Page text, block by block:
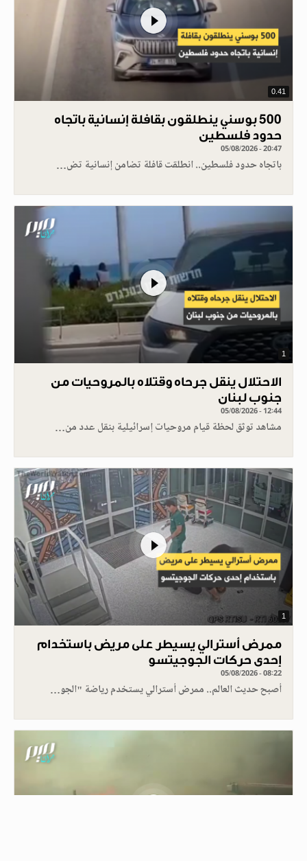
0.41
500 بوسني ينطلقون بقافلة إنسانية باتجاه
حدود فلسطين
05/08/2026 - 20:47
باتجاه حدود فلسطين.. انطلقت قافلة تضامن إنسانية تض…
1
الاحتلال ينقل جرحاه وقتلاه بالمروحيات من
جنوب لبنان
05/08/2026 - 12:44
مشاهد توثق لحظة قيام مروحيات إسرائيلية بنقل عدد من…
1
ممرض أسترالي يسيطر على مريض باستخدام
إحدى حركات الجوجيتسو
05/08/2026 - 08:22
أصبح حديث العالم.. ممرض أسترالي يستخدم رياضة "الجو…